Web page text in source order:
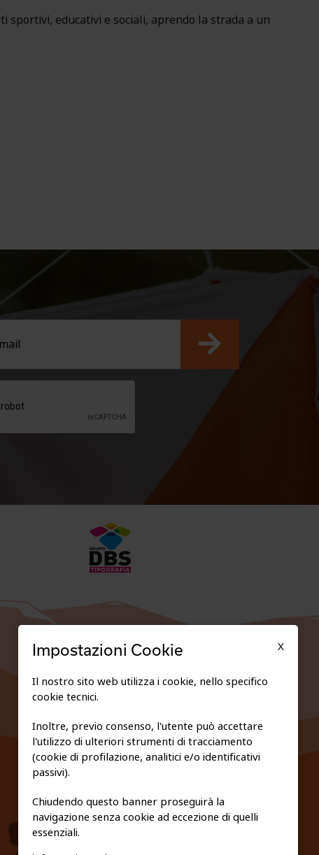
sportivi, educativi e sociali, aprendo la strada a un
FEDERAZIONE TRASPARENTE
PRIVACY E COOKIE POLICY
X
Impostazioni Cookie
Il nostro sito web utilizza i cookie, nello specifico
cookie tecnici.
Inoltre, previo consenso, l'utente può accettare
l'utilizzo di ulteriori strumenti di tracciamento
(cookie di profilazione, analitici e/o identificativi
passivi).
Chiudendo questo banner proseguirà la
navigazione senza cookie ad eccezione di quelli
essenziali.